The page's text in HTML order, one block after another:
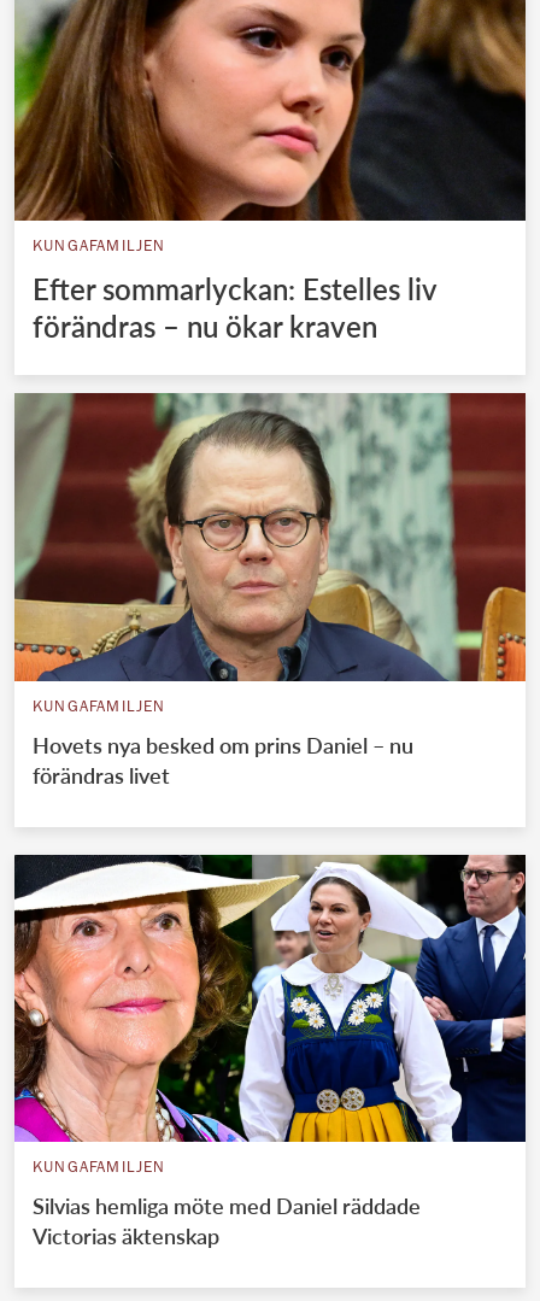
KUNGAFAMILJEN
Efter sommarlyckan: Estelles liv
förändras – nu ökar kraven
KUNGAFAMILJEN
Hovets nya besked om prins Daniel – nu
förändras livet
KUNGAFAMILJEN
Silvias hemliga möte med Daniel räddade
Victorias äktenskap